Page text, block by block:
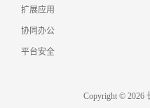
扩展应用
协同办公
平台安全
Copyright © 2026